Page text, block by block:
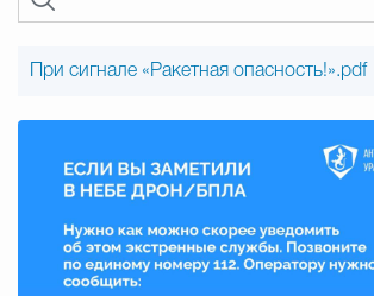
При сигнале «Ракетная опасность!».pdf